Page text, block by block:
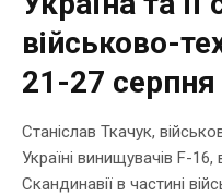
військово-
21-27
Станіслав Ткачук,
Україні винищувачів F-16,
Скандинавії в частині